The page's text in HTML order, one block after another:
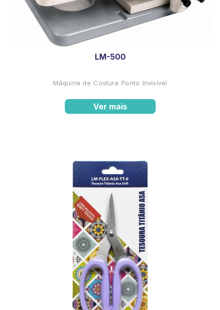
LM-500
Máquina de Costura Ponto Invisível
Ver mais